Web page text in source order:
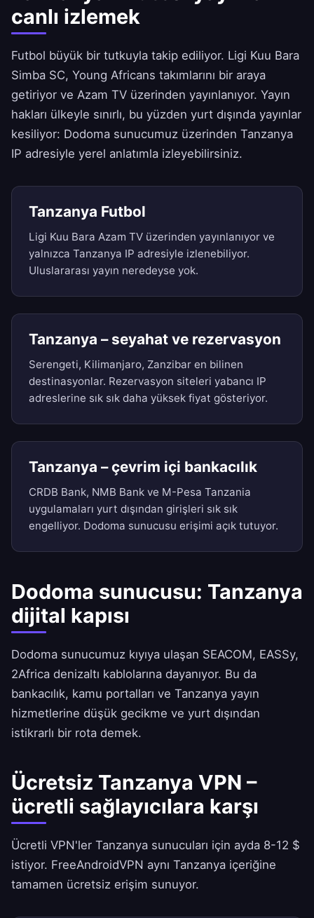
canlı izlemek
Futbol büyük bir tutkuyla takip ediliyor. Ligi Kuu Bara
Simba SC, Young Africans takımlarını bir araya
getiriyor ve Azam TV üzerinden yayınlanıyor. Yayın
hakları ülkeyle sınırlı, bu yüzden yurt dışında yayınlar
kesiliyor: Dodoma sunucumuz üzerinden Tanzanya
IP adresiyle yerel anlatımla izleyebilirsiniz.
Tanzanya Futbol
Ligi Kuu Bara Azam TV üzerinden yayınlanıyor ve
yalnızca Tanzanya IP adresiyle izlenebiliyor.
Uluslararası yayın neredeyse yok.
Tanzanya – seyahat ve rezervasyon
Serengeti, Kilimanjaro, Zanzibar en bilinen
destinasyonlar. Rezervasyon siteleri yabancı IP
adreslerine sık sık daha yüksek fiyat gösteriyor.
Tanzanya – çevrim içi bankacılık
CRDB Bank, NMB Bank ve M-Pesa Tanzania
uygulamaları yurt dışından girişleri sık sık
engelliyor. Dodoma sunucusu erişimi açık tutuyor.
Dodoma sunucusu: Tanzanya
dijital kapısı
Dodoma sunucumuz kıyıya ulaşan SEACOM, EASSy,
2Africa denizaltı kablolarına dayanıyor. Bu da
bankacılık, kamu portalları ve Tanzanya yayın
hizmetlerine düşük gecikme ve yurt dışından
istikrarlı bir rota demek.
Ücretsiz Tanzanya VPN –
ücretli sağlayıcılara karşı
Ücretli VPN'ler Tanzanya sunucuları için ayda 8-12 $
istiyor. FreeAndroidVPN aynı Tanzanya içeriğine
tamamen ücretsiz erişim sunuyor.